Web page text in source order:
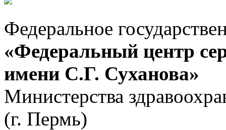
Федеральное
«Федеральный центр
имени С.Г. Суханова»
Министерства
(г. Пермь)